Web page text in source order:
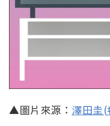
▲圖片來源： 澤田圭